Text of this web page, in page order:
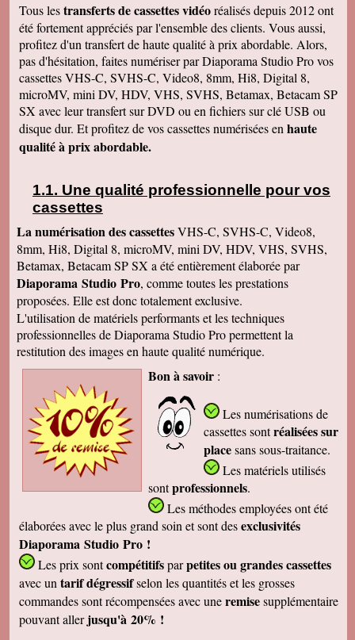
Tous lestransferts de cassettes vidéoréalisés depuis 2012 ont
été fortement appréciés par l'ensemble des clients. Vous aussi,
profitez d'un transfert de haute qualité à prix abordable. Alors,
pas d'hésitation, faites numériser par Diaporama Studio Pro vos
cassettes VHS-C, SVHS-C, Video8, 8mm, Hi8, Digital 8,
microMV, mini DV, HDV, VHS, SVHS, Betamax, Betacam SP
SX avec leur transfert sur DVD ou en fichiers sur clé USB ou
disque dur. Et profitez de vos cassettes numérisées en haute
qualité à prix abordable.
Une qualité professionnelle pour vos
cassettes
La numérisation des cassettesVHS-C, SVHS-C, Video8,
8mm, Hi8, Digital 8, microMV, mini DV, HDV, VHS, SVHS,
Betamax, Betacam SP SX a été entièrement élaborée par
Diaporama Studio Pro, comme toutes les prestations
proposées. Elle est donc totalement exclusive.
L'utilisation de matériels performants et les techniques
professionnelles de Diaporama Studio Pro permettent la
restitution des images en haute qualité numérique.
Bon à savoir :
Les numérisations de
cassettessontréalisées sur
placesans sous-traitance.
Les matériels utilisés
sontprofessionnels.
Les méthodes employéesont été
élaborées avec le plus grand soin et sont desexclusivités
Diaporama Studio Pro !
Les prix sontcompétitifsparpetitesou grandes cassettes
avec un tarif dégressifselon les quantités et les grosses
commandes sont récompensées avec uneremisesupplémentaire
pouvant allerjusqu'à 20% !